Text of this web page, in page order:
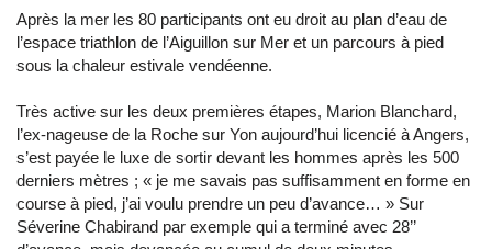
Après la mer les 80 participants ont eu droit au plan d’eau de
l’espace triathlon de l’Aiguillon sur Mer et un parcours à pied
sous la chaleur estivale vendéenne.
Très active sur les deux premières étapes, Marion Blanchard,
l’ex-nageuse de la Roche sur Yon aujourd’hui licencié à Angers,
s’est payée le luxe de sortir devant les hommes après les 500
derniers mètres ; « je me savais pas suffisamment en forme en
course à pied, j’ai voulu prendre un peu d’avance… » Sur
Séverine Chabirand par exemple qui a terminé avec 28’’